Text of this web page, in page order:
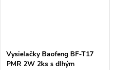
Vysielačky Baofeng BF-T17
PMR 2W 2ks s dlhým